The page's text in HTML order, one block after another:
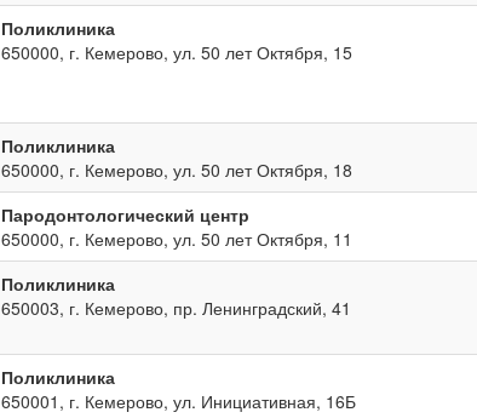
Поликлиника
650000, г. Кемерово, ул. 50 лет Октября, 15
Поликлиника
650000, г. Кемерово, ул. 50 лет Октября, 18
Пародонтологический центр
650000, г. Кемерово, ул. 50 лет Октября, 11
Поликлиника
650003, г. Кемерово, пр. Ленинградский, 41
Поликлиника
650001, г. Кемерово, ул. Инициативная, 16Б